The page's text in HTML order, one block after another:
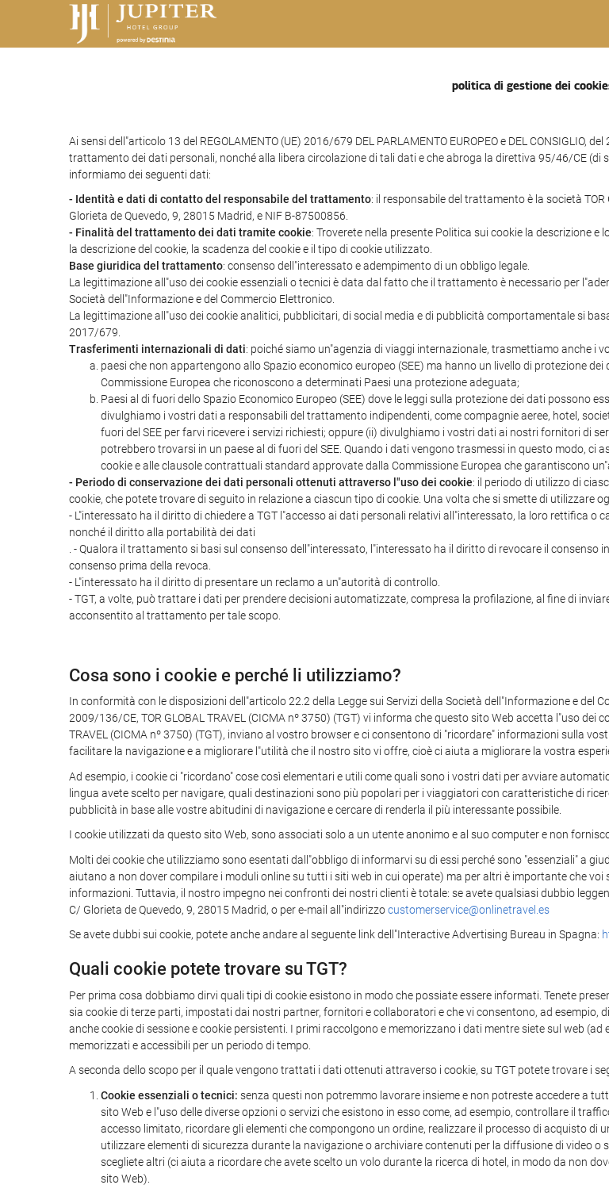
politica di gestione dei
Ai sensi dell"articolo 13 del REGOLAMENTO (UE) 2016/679 DEL PARLAMENTO EUROPEO e DEL
trattamento dei dati personali, nonché alla libera circolazione di tali dati e che abroga la direttiva 95/46/CE (di
informiamo dei seguenti dati:
- Identità e dati di contatto del responsabile del trattamento: il responsabile del trattamento è la società TOR
Glorieta de Quevedo, 9, 28015 Madrid, e NIF B-87500856.
- Finalità del trattamento dei dati tramite cookie: Troverete nella presente Politica sui cookie la descrizione
la descrizione del cookie, la scadenza del cookie e il tipo di cookie utilizzato.
Base giuridica del trattamento: consenso dell"interessato e adempimento di un obbligo legale.
La legittimazione all"uso dei cookie essenziali o tecnici è data dal fatto che il trattamento è necessario per
Società dell"Informazione e del Commercio Elettronico.
La legittimazione all"uso dei cookie analitici, pubblicitari, di social media e di pubblicità comportamentale si
2017/679.
Trasferimenti internazionali di dati: poiché siamo un"agenzia di viaggi internazionale, trasmettiamo anche i
paesi che non appartengono allo Spazio economico europeo (SEE) ma hanno un livello di protezione
Commissione Europea che riconoscono a determinati Paesi una protezione adeguata;
Paesi al di fuori dello Spazio Economico Europeo (SEE) dove le leggi sulla protezione dei dati possono
divulghiamo i vostri dati a responsabili del trattamento indipendenti, come compagnie aeree, hotel,
fuori del SEE per farvi ricevere i servizi richiesti; oppure (ii) divulghiamo i vostri dati ai nostri fornitori di
potrebbero trovarsi in un paese al di fuori del SEE. Quando i dati vengono trasmessi in questo modo,
cookie e alle clausole contrattuali standard approvate dalla Commissione Europea che garantiscono
- Periodo di conservazione dei dati personali ottenuti attraverso l"uso dei cookie: il periodo di utilizzo di
cookie, che potete trovare di seguito in relazione a ciascun tipo di cookie. Una volta che si smette di utilizzare
- L"interessato ha il diritto di chiedere a TGT l"accesso ai dati personali relativi all"interessato, la loro rettifica
nonché il diritto alla portabilità dei dati
. - Qualora il trattamento si basi sul consenso dell"interessato, l"interessato ha il diritto di revocare il
consenso prima della revoca.
- L"interessato ha il diritto di presentare un reclamo a un"autorità di controllo.
- TGT, a volte, può trattare i dati per prendere decisioni automatizzate, compresa la profilazione, al fine di
acconsentito al trattamento per tale scopo.
Cosa sono i cookie e perché li utilizziamo?
In conformità con le disposizioni dell"articolo 22.2 della Legge sui Servizi della Società dell"Informazione e del
2009/136/CE, TOR GLOBAL TRAVEL (CICMA nº 3750) (TGT) vi informa che questo sito Web accetta l"uso dei
TRAVEL (CICMA nº 3750) (TGT), inviano al vostro browser e ci consentono di "ricordare" informazioni sulla
facilitare la navigazione e a migliorare l"utilità che il nostro sito vi offre, cioè ci aiuta a migliorare la vostra
Ad esempio, i cookie ci "ricordano" cose così elementari e utili come quali sono i vostri dati per avviare
lingua avete scelto per navigare, quali destinazioni sono più popolari per i viaggiatori con caratteristiche di
pubblicità in base alle vostre abitudini di navigazione e cercare di renderla il più interessante possibile.
I cookie utilizzati da questo sito Web, sono associati solo a un utente anonimo e al suo computer e non
Molti dei cookie che utilizziamo sono esentati dall"obbligo di informarvi su di essi perché sono "essenziali" a
aiutano a non dover compilare i moduli online su tutti i siti web in cui operate) ma per altri è importante che
informazioni. Tuttavia, il nostro impegno nei confronti dei nostri clienti è totale: se avete qualsiasi dubbio
C/ Glorieta de Quevedo, 9, 28015 Madrid, o per e-mail all"indirizzocustomerservice@onlinetravel.es
Se avete dubbi sui cookie, potete anche andare al seguente link dell"Interactive Advertising Bureau in Spagna:
Quali cookie potete trovare su TGT?
Per prima cosa dobbiamo dirvi quali tipi di cookie esistono in modo che possiate essere informati. Tenete
sia cookie di terze parti, impostati dai nostri partner, fornitori e collaboratori e che vi consentono, ad
anche cookie di sessione e cookie persistenti. I primi raccolgono e memorizzano i dati mentre siete sul web
memorizzati e accessibili per un periodo di tempo.
A seconda dello scopo per il quale vengono trattati i dati ottenuti attraverso i cookie, su TGT potete trovare i
Cookie essenziali o tecnici: senza questi non potremmo lavorare insieme e non potreste accedere a
sito Web e l"uso delle diverse opzioni o servizi che esistono in esso come, ad esempio, controllare il
accesso limitato, ricordare gli elementi che compongono un ordine, realizzare il processo di acquisto di
utilizzare elementi di sicurezza durante la navigazione o archiviare contenuti per la diffusione di video
scegliete altri (ci aiuta a ricordare che avete scelto un volo durante la ricerca di hotel, in modo da non
sito Web).